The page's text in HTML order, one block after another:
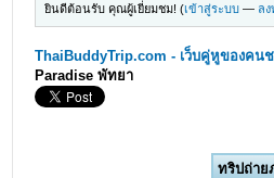
ยินดีต้อนรับ คุณผู้เยี่ยมชม! (เข้าสู่ระบบ — ลง
ThaiBuddyTrip.com - เว็บคู่หูของคน
Paradise พัทยา
ทริปถ่าย